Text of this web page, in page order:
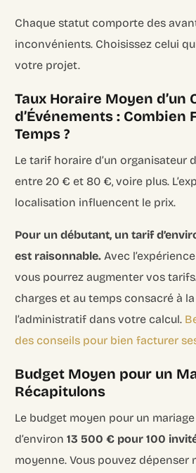
Chaque statut comporte des
inconvénients. Choisissez celui
votre projet.
Taux Horaire Moyen d’un
d’Événements : Combien
Temps ?
Le tarif horaire d’un organisateur
entre 20 € et 80 €, voire plus.
localisation influencent le prix.
Pour un débutant, un tarif
est raisonnable. Avec
vous pourrez augmenter vos
charges et au temps consacré à
l’administratif dans votre calcul.
des conseils pour bien facturer
Budget Moyen pour un
Récapitulons
Le budget moyen pour un
d’environ13 500 € pour 100
moyenne. Vous pouvez dépenser